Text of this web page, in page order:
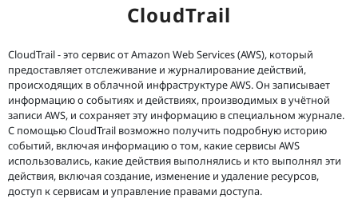
CloudTrail
CloudTrail - это сервис от Amazon Web Services (AWS), который
предоставляет отслеживание и журналирование действий,
происходящих в облачной инфраструктуре AWS. Он записывает
информацию о событиях и действиях, производимых в учётной
записи AWS, и сохраняет эту информацию в специальном журнале.
С помощью CloudTrail возможно получить подробную историю
событий, включая информацию о том, какие сервисы AWS
использовались, какие действия выполнялись и кто выполнял эти
действия, включая создание, изменение и удаление ресурсов,
доступ к сервисам и управление правами доступа.